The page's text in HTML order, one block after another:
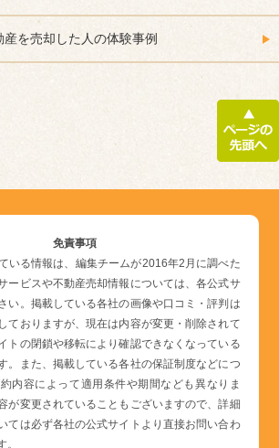
を売却した人の体験事例
免責事項
いる情報は、編集チームが2016年2月に調べた
ービスや不動産売却情報については、各公式サ
い。掲載している各社の画像や口コミ・評判は
ておりますが、現在は内容が変更・削除されて
トの閉鎖や移転により確認できなくなっている
。また、掲載している各社の保証制度などにつ
内容によって適用条件や期間なども異なりま
が変更されていることもございますので、詳細
ては必ず各社の公式サイトより直接お問い合わ
。